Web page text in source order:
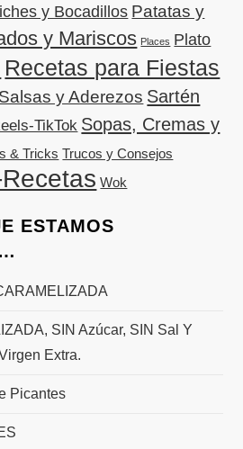
y Bocadillos Patatas y
y Mariscos Places Plato
Recetas para Fiestas
Salsas y Aderezos Sartén
TikTok Sopas, Cremas y
& Tricks Trucos y Consejos
Wok
ESTAMOS
SIN Azúcar, SIN Sal Y
Extra.
Picantes